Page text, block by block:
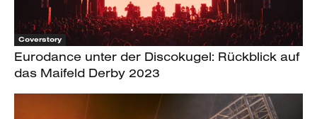
Coverstory
Eurodance unter der Discokugel: Rückblick auf
das Maifeld Derby 2023